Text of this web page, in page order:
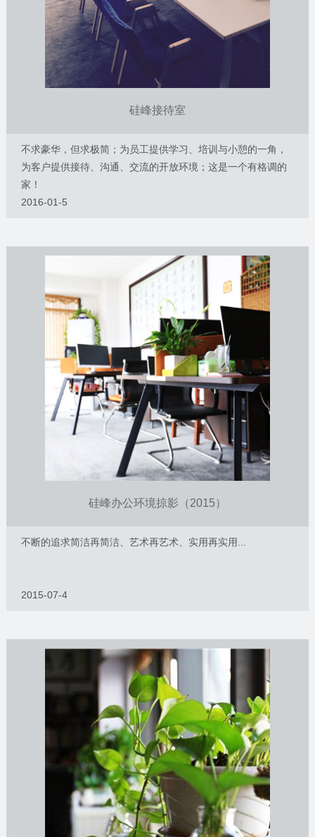
硅峰接待室
不求豪华，但求极简；为员工提供学习、培训与小憩的一角，
为客户提供接待、沟通、交流的开放环境；这是一个有格调的
家！
2016-01-5
硅峰办公环境掠影（2015）
不断的追求简洁再简洁、艺术再艺术、实用再实用...
2015-07-4